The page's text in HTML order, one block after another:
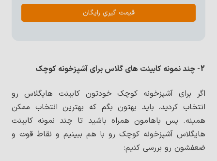
قیمت گیریِ رایگان
2- چند نمونه کابینت های گلاس برای آشپزخونه کوچک
اگر برای آشپزخونه کوچک خودتون کابینت هایگلاس رو
انتخاب کردید، باید بهتون بگم که بهترین انتخاب ممکن
همینه. پس باهامون همراه باشید تا چند نمونه کابینت
هایگلاس آشپزخونه کوچک رو با هم ببینیم و نقاط قوت و
ضعفشون رو بررسی کنیم: